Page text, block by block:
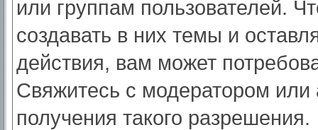
или группам пользователей.
создавать в них темы и
действия, вам может
Свяжитесь с модератором
получения такого разрешения.